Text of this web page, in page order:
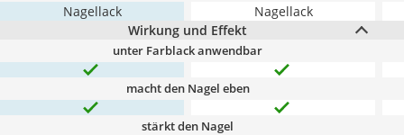
Nagellack
Nagellack
Wirkung und Effekt
unter Farblack anwendbar
macht den Nagel eben
stärkt den Nagel